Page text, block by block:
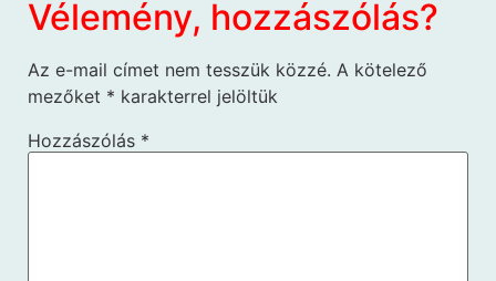
Vélemény, hozzászólás?
Az e-mail címet nem tesszük közzé. A kötelező
mezőket * karakterrel jelöltük
Hozzászólás *